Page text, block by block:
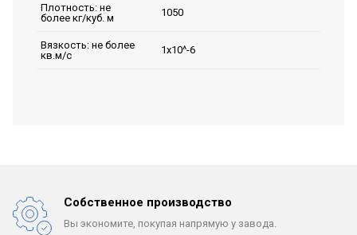
Плотность: не
более кг/куб. м
1050
Вязкость: не более
кв.м/с
1х10^-6
Собственное производство
Вы экономите, покупая напрямую у завода.